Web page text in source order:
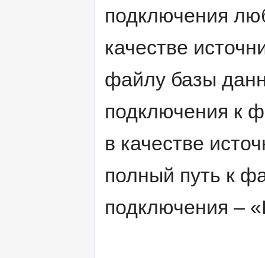
подключения
качестве
файлу базы
подключения к
в качестве
полный путь к
подключения –